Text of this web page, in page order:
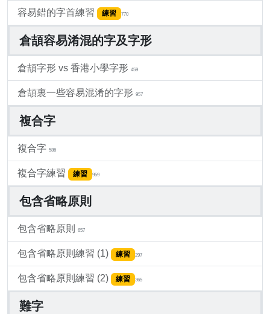
容易錯的字首練習 練習 770
倉頡容易淆混的字及字形
倉頡字形 vs 香港小學字形 459
倉頡裏一些容易混淆的字形 957
複合字
複合字 586
複合字練習 練習 959
包含省略原則
包含省略原則 657
包含省略原則練習 (1) 練習 297
包含省略原則練習 (2) 練習 365
難字